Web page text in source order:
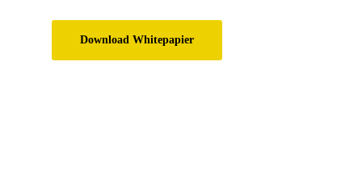
Download Whitepapier